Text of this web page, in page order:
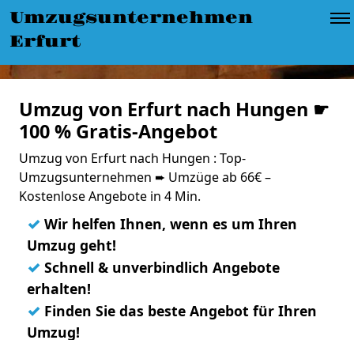
Umzugsunternehmen
Erfurt
Umzug von Erfurt nach Hungen ☛
100 % Gratis-Angebot
Umzug von Erfurt nach Hungen : Top-
Umzugsunternehmen ➨ Umzüge ab 66€ –
Kostenlose Angebote in 4 Min.
✓ Wir helfen Ihnen, wenn es um Ihren
Umzug geht!
✓ Schnell & unverbindlich Angebote
erhalten!
✓ Finden Sie das beste Angebot für Ihren
Umzug!